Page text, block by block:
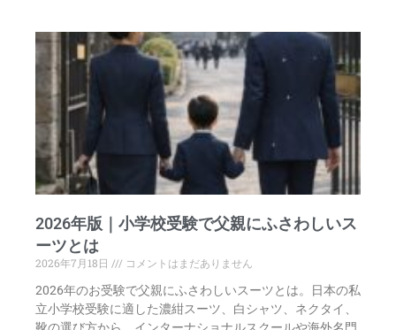
2026年版｜小学校受験で父親にふさわしいス
ーツとは
2026年7月18日
コメントはまだありません
2026年のお受験で父親にふさわしいスーツとは。日本の私
立小学校受験に適した濃紺スーツ、白シャツ、ネクタイ、
靴の選び方から、インターナショナルスクールや海外名門